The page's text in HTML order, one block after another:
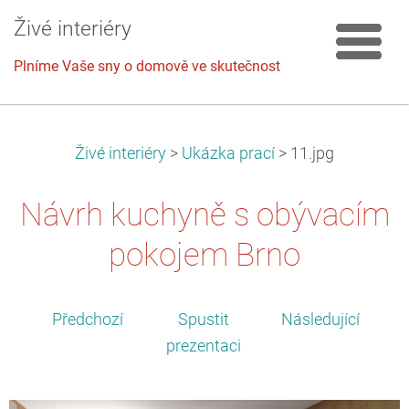
Živé interiéry
Plníme Vaše sny o domově ve skutečnost
Živé interiéry > Ukázka prací > 11.jpg
Návrh kuchyně s obývacím
pokojem Brno
Předchozí
Spustit
prezentaci
Následující